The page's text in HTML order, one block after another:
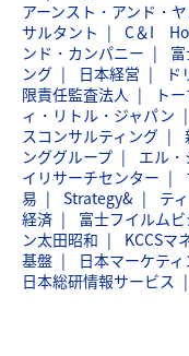
アーンスト・アンド・
サルタント
C＆I
ンド・カンパニー
ング
日本経営 ド
限責任監査法人
ト
ィ・リトル・ジャパン
スコンサルティング
ンググループ
エル
イリサーチセンター
易
Strategy& テ
経済
富士フイルム
ン太田昭和
KCCSマ
基盤
日本マーケテ
日本総研情報サービス